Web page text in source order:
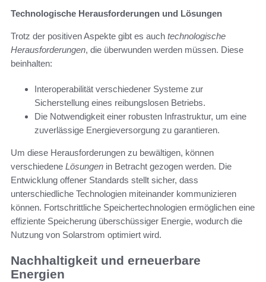
Technologische Herausforderungen und Lösungen
Trotz der positiven Aspekte gibt es auch technologische
Herausforderungen, die überwunden werden müssen. Diese
beinhalten:
Interoperabilität verschiedener Systeme zur
Sicherstellung eines reibungslosen Betriebs.
Die Notwendigkeit einer robusten Infrastruktur, um eine
zuverlässige Energieversorgung zu garantieren.
Um diese Herausforderungen zu bewältigen, können
verschiedene Lösungen in Betracht gezogen werden. Die
Entwicklung offener Standards stellt sicher, dass
unterschiedliche Technologien miteinander kommunizieren
können. Fortschrittliche Speichertechnologien ermöglichen eine
effiziente Speicherung überschüssiger Energie, wodurch die
Nutzung von Solarstrom optimiert wird.
Nachhaltigkeit und erneuerbare
Energien